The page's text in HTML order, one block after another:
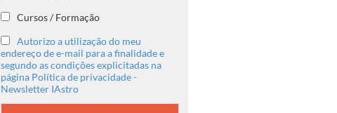
Cursos / Formação
Autorizo a utilização do meu
endereço de e-mail para a finalidade e
segundo as condições explicitadas na
página Política de privacidade -
Newsletter IAstro